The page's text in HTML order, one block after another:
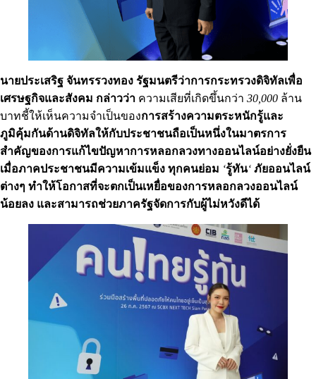
นายประเสริฐ จันทรรวงทอง รัฐมนตรีว่าการกระทรวงดิจิทัลเพื่อ
เศรษฐกิจและสังคม กล่าวว่า ความเสียที่เกิดขึ้นกว่า 30,000 ล้าน
บาทชี้ให้เห็นความจำเป็นของการสร้างความตระหนักรู้และ
ภูมิคุ้มกันด้านดิจิทัลให้กับประชาชนถือเป็นหนึ่งในมาตรการ
สำคัญของการแก้ไขปัญหาการหลอกลวงทางออนไลน์อย่างยั่งยืน
เมื่อภาคประชาชนมีความเข้มแข็ง ทุกคนย่อม ‘รู้ทัน‘ ภัยออนไลน์
ต่างๆ ทำให้โอกาสที่จะตกเป็นเหยื่อของการหลอกลวงออนไลน์
น้อยลง และสามารถช่วยภาครัฐจัดการกับผู้ไม่หวังดีได้